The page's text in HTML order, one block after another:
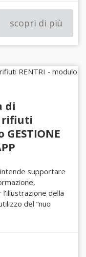
scopri di più
di
rifiuti
supportare
della
del “nuo